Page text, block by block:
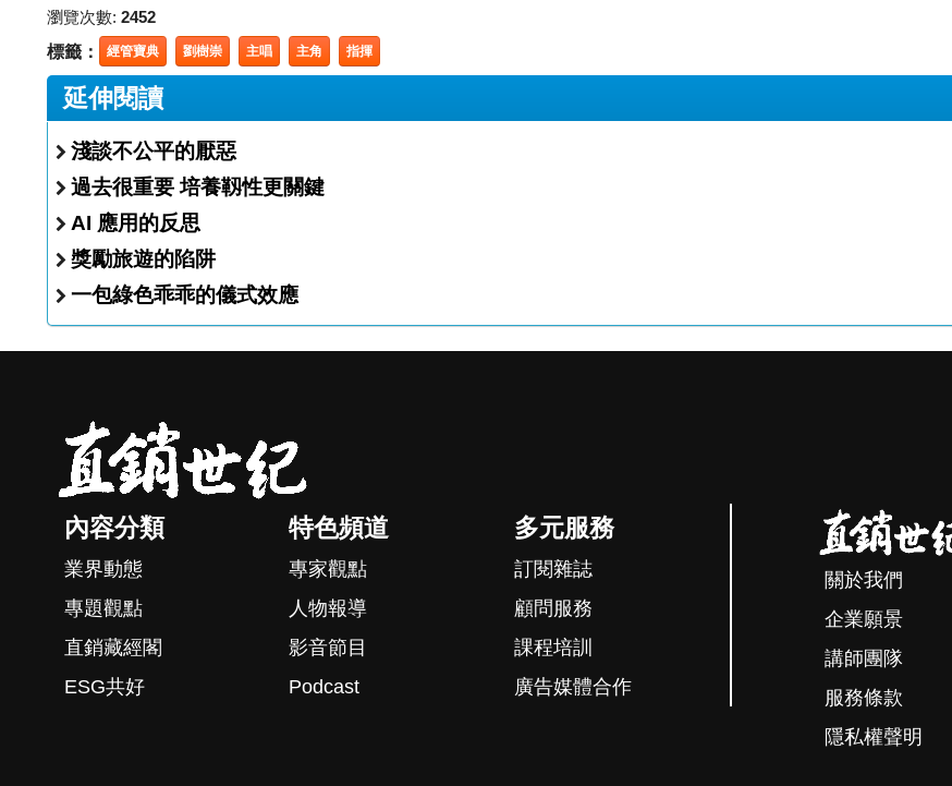
瀏覽次數: 2452
標籤： 經管寶典 劉樹崇 主唱 主角 指揮
延伸閱讀
淺談不公平的厭惡
過去很重要 培養靱性更關鍵
AI 應用的反思
獎勵旅遊的陷阱
一包綠色乖乖的儀式效應
內容分類
業界動態
專題觀點
直銷藏經閣
ESG共好
特色頻道
專家觀點
人物報導
影音節目
Podcast
多元服務
訂閱雜誌
顧問服務
課程培訓
廣告媒體合作
關於我們
企業願景
講師團隊
服務條款
隱私權聲明